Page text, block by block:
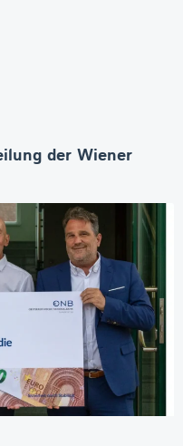
der Wiener